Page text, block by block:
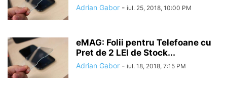
Adrian Gabor - iul. 25, 2018, 10:00 PM
eMAG: Folii pentru Telefoane cu
Pret de 2 LEI de Stock...
Adrian Gabor - iul. 18, 2018, 7:15 PM